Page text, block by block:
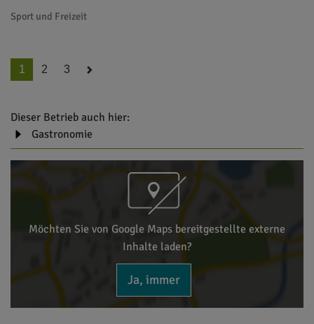
Sport und Freizeit
1 2 3
Dieser Betrieb auch hier:
Gastronomie
Möchten Sie von Google Maps bereitgestellte externe
Inhalte laden?
Ja, immer